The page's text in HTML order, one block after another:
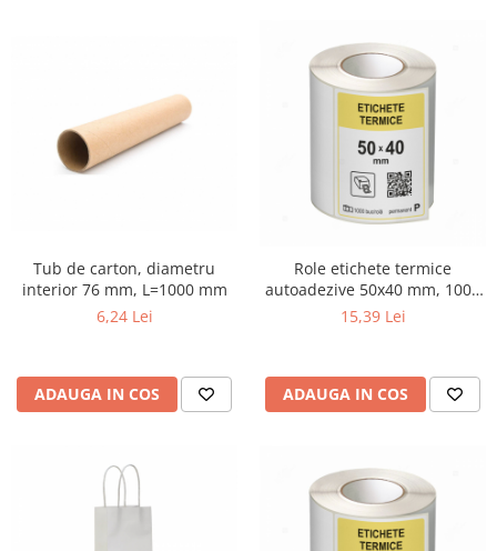
Tub de carton, diametru
interior 76 mm, L=1000 mm
6,24 Lei
ADAUGA IN COS
Role etichete termice
autoadezive 50x40 mm, 1000
etichete/rola
15,39 Lei
ADAUGA IN COS